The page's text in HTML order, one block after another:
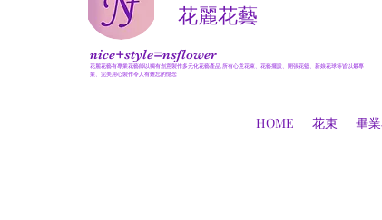
​花麗花藝
nice+style=nsflower
花麗花藝有專業花藝師以獨有創意製作多元化花藝產品,所有心意花束、花藝擺設、開張花籃、新娘花球等皆以最專
業、完美用心製作令人有難忘的憶念
HOME 花束 畢